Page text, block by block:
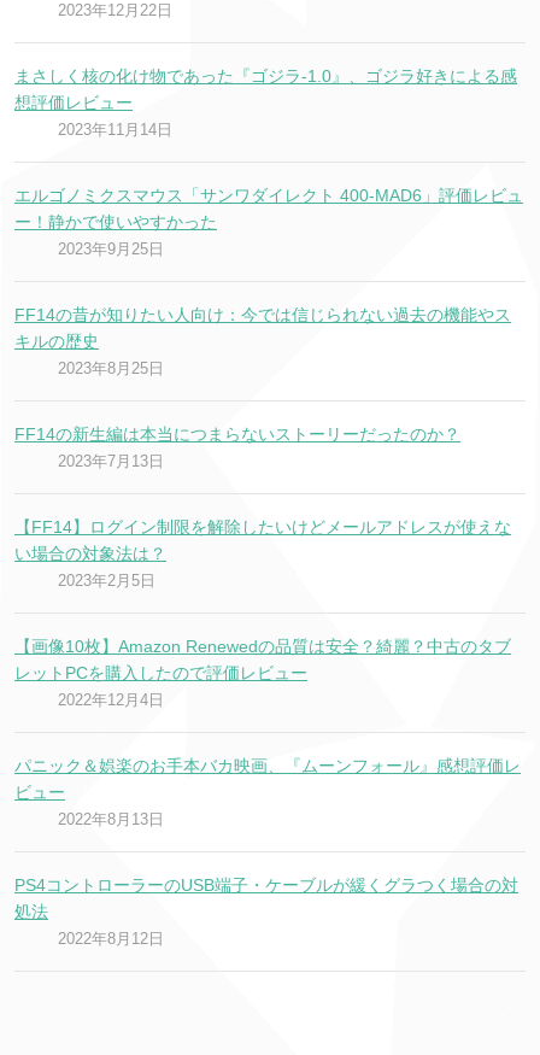
2023年12月22日
まさしく核の化け物であった『ゴジラ-1.0』、ゴジラ好きによる感
想評価レビュー
2023年11月14日
エルゴノミクスマウス「サンワダイレクト 400-MAD6」評価レビュ
ー！静かで使いやすかった
2023年9月25日
FF14の昔が知りたい人向け：今では信じられない過去の機能やス
キルの歴史
2023年8月25日
FF14の新生編は本当につまらないストーリーだったのか？
2023年7月13日
【FF14】ログイン制限を解除したいけどメールアドレスが使えな
い場合の対象法は？
2023年2月5日
【画像10枚】Amazon Renewedの品質は安全？綺麗？中古のタブ
レットPCを購入したので評価レビュー
2022年12月4日
パニック＆娯楽のお手本バカ映画、『ムーンフォール』感想評価レ
ビュー
2022年8月13日
PS4コントローラーのUSB端子・ケーブルが緩くグラつく場合の対
処法
2022年8月12日